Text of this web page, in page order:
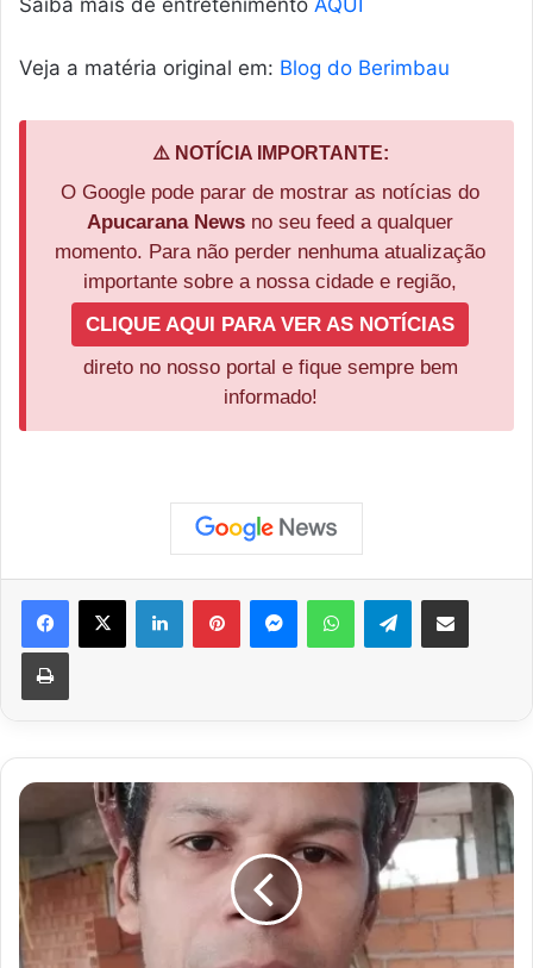
Veja a matéria original em: Blog do Berimbau
⚠️ NOTÍCIA IMPORTANTE:
O Google pode parar de mostrar as notícias do
Apucarana News no seu feed a qualquer
momento. Para não perder nenhuma atualização
importante sobre a nossa cidade e região,
CLIQUE AQUI PARA VER AS NOTÍCIAS
direto no nosso portal e fique sempre bem
informado!
Facebook
X LinkedinPinterestMessengerWhatsAppTelegramCompartilhar via e-mail
Imprimir
Adolescente
mata
enquanto
ele
dormia